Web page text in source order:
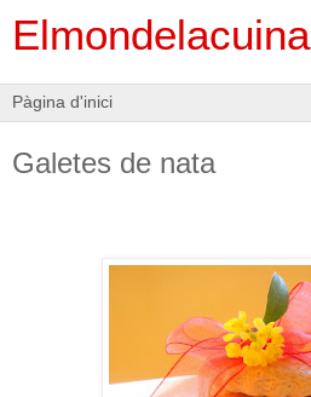
Elmondelacuina
Galetes de nata